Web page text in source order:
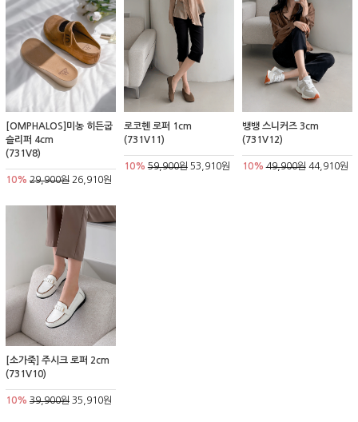
[OMPHALOS]미농 히든굽
슬리퍼 4cm
(731V8)
10% 29,900원 26,910원
로코헨 로퍼 1cm
(731V11)
10% 59,900원53,910원
뱅뱅 스니커즈 3cm
(731V12)
10% 49,900원44,910원
[소가죽] 주시크 로퍼 2cm
(731V10)
10% 39,900원 35,910원